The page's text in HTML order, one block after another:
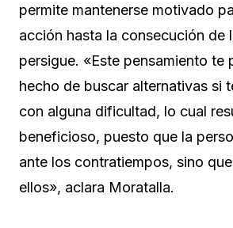
permite mantenerse motivado
acción hasta la consecución de
persigue. «Este pensamiento te
hecho de buscar alternativas si
con alguna dificultad, lo cual
beneficioso, puesto que la
ante los contratiempos, sino
ellos», aclara Moratalla.